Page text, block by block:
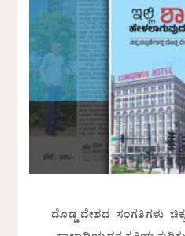
ದೊಡ್ಡ ದೇಶದ ಸಂಗತಿಗಳು